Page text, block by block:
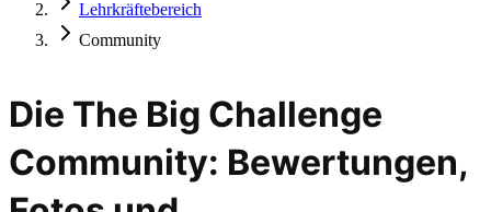
Lehrkräftebereich
Community
Die The Big Challenge
Community: Bewertungen,